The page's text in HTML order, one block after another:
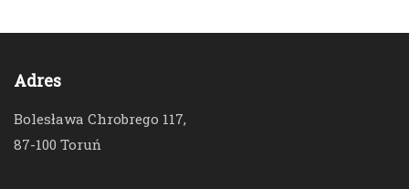
Adres
Bolesława Chrobrego 117,
87-100 Toruń